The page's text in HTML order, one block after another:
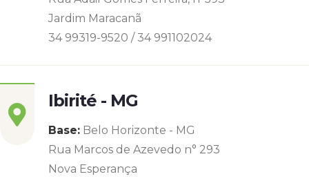
Jardim Maracanã
34 99319-9520 / 34 991102024
Ibirité - MG
Base: Belo Horizonte - MG
Rua Marcos de Azevedo n° 293
Nova Esperança